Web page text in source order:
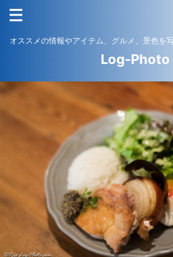
オススメの情報やアイテム、グルメ、景色を
Log-Photo